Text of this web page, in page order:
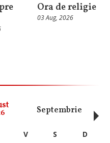
Ora de religie
03 Aug, 2026
Septembrie
V S
D